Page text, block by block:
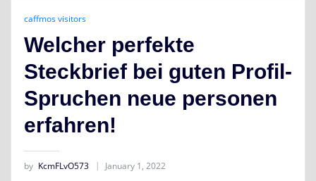
caffmos visitors
Welcher perfekte
Steckbrief bei guten Profil-
Spruchen neue personen
erfahren!
by KcmFLvO573 January 1, 2022